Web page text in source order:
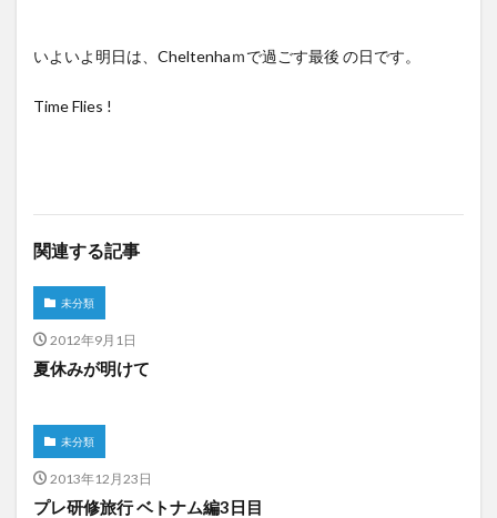
いよいよ明日は、Cheltenhaｍで過ごす最後 の日です。
Time Flies !
関連する記事
未分類
2012年9月1日
夏休みが明けて
未分類
2013年12月23日
プレ研修旅行 ベトナム編3日目